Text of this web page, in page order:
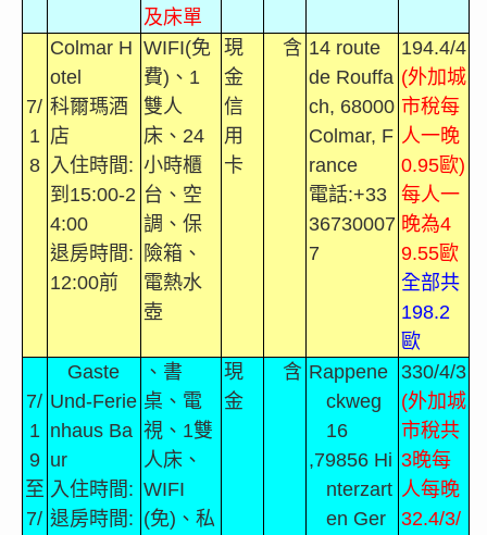
及床單
7/
1
8
Colmar H
otel
科爾瑪酒
店
入住時間 :
到 15:00-2
4:00
退房時間 :
12:00前
WIFI(免
費) 、 1
雙人
床、 24
小時櫃
台、空
調、保
險箱、
電熱水
壺
現
金
信
用
卡
含 14 route
de Rouffa
ch, 68000
Colmar, F
rance
電話:+33
36730007
7
194.4/4
(外加城
市稅每
人一晚
0.95歐)
每人一
晚為4
9.55歐
全部共
198.2
歐
7/
1
9
至
7/
Gaste
Und-Ferie
nhaus Ba
ur
入住時間 :
退房時間 :
、書
桌、電
視、 1雙
人床、
WIFI
(免) 、私
現
金
含 Rappene
ckweg
16
,79856 Hi
nterzart
en Ger
330/4/3
(外加城
市稅共
3晚每
人每晚
32.4/3/